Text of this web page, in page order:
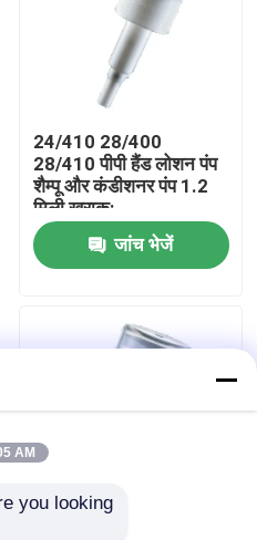
24/410 28/400
28/410 पीपी हैंड लोशन पंप
शैम्पू और कंडीशनर पंप 1.2
मिली खुराक:
जांच भेजें
AM
you looking